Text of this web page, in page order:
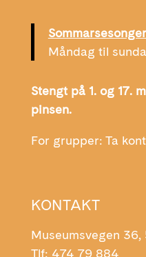
Måndag til
Stengt på 1. og 17.
pinsen.
For grupper: Ta
KONTAKT
Museumsvegen 36,
Tlf: 474 79 884